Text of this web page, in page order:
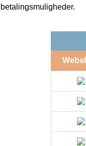
betalingsmuligheder.